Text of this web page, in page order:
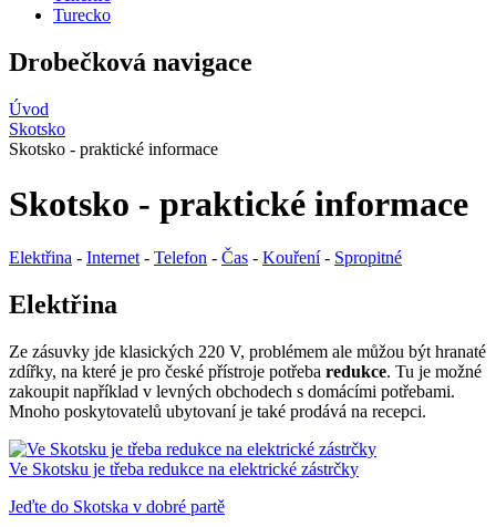
Turecko
Drobečková navigace
Úvod
Skotsko
Skotsko - praktické informace
Skotsko - praktické informace
Elektřina - Internet - Telefon - Čas - Kouření- Spropitné
Elektřina
Ze zásuvky jde klasických 220 V, problémem ale můžou být hranaté
zdířky, na které je pro české přístroje potřeba redukce. Tu je možné
zakoupit například v levných obchodech s domácími potřebami.
Mnoho poskytovatelů ubytovaní je také prodává na recepci.
Ve Skotsku je třeba redukce na elektrické zástrčky
Jeďte do Skotska v dobré partě